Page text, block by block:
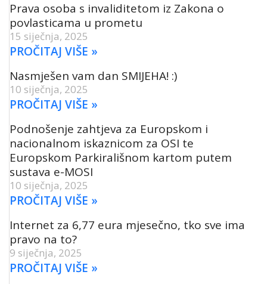
Prava osoba s invaliditetom iz Zakona o
povlasticama u prometu
15 siječnja, 2025
PROČITAJ VIŠE »
Nasmješen vam dan SMIJEHA! :)
10 siječnja, 2025
PROČITAJ VIŠE »
Podnošenje zahtjeva za Europskom i
nacionalnom iskaznicom za OSI te
Europskom Parkirališnom kartom putem
sustava e-MOSI
10 siječnja, 2025
PROČITAJ VIŠE »
Internet za 6,77 eura mjesečno, tko sve ima
pravo na to?
9 siječnja, 2025
PROČITAJ VIŠE »